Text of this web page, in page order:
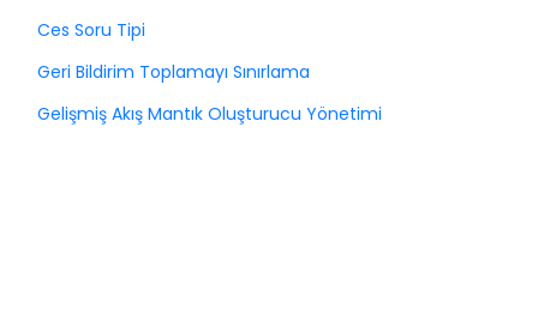
Ces Soru Tipi
Geri Bildirim Toplamayı Sınırlama
Gelişmiş Akış Mantık Oluşturucu Yönetimi